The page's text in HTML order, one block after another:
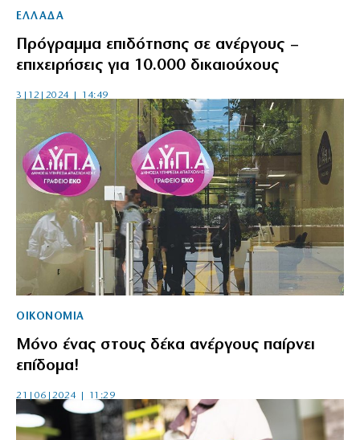
ΕΛΛΑΔΑ
Πρόγραμμα επιδότησης σε ανέργους –
επιχειρήσεις για 10.000 δικαιούχους
3|12|2024 | 14:49
ΟΙΚΟΝΟΜΙΑ
Mόνο ένας στους δέκα ανέργους παίρνει
επίδομα!
21|06|2024 | 11:29